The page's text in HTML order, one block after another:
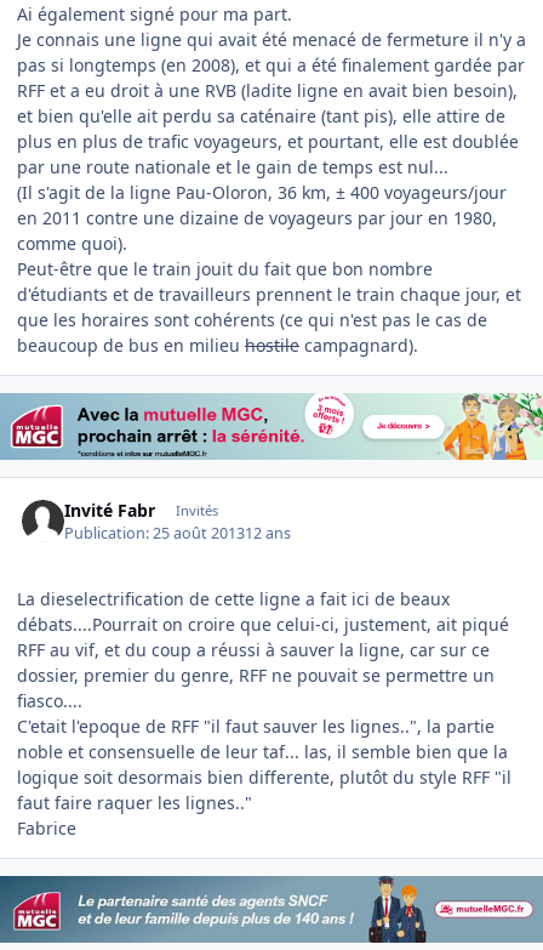
Ai également signé pour ma part.
Je connais une ligne qui avait été menacé de fermeture il n'y a
pas si longtemps (en 2008), et qui a été finalement gardée par
RFF et a eu droit à une RVB (ladite ligne en avait bien besoin),
et bien qu'elle ait perdu sa caténaire (tant pis), elle attire de
plus en plus de trafic voyageurs, et pourtant, elle est doublée
par une route nationale et le gain de temps est nul...
(Il s'agit de la ligne Pau-Oloron, 36 km, ± 400 voyageurs/jour
en 2011 contre une dizaine de voyageurs par jour en 1980,
comme quoi).
Peut-être que le train jouit du fait que bon nombre
d'étudiants et de travailleurs prennent le train chaque jour, et
que les horaires sont cohérents (ce qui n'est pas le cas de
beaucoup de bus en milieu hostile campagnard).
Invité Fabr Invités
Publication:25 août 201312 ans
La dieselectrification de cette ligne a fait ici de beaux
débats....Pourrait on croire que celui-ci, justement, ait piqué
RFF au vif, et du coup a réussi à sauver la ligne, car sur ce
dossier, premier du genre, RFF ne pouvait se permettre un
fiasco....
C'etait l'epoque de RFF "il faut sauver les lignes..", la partie
noble et consensuelle de leur taf... las, il semble bien que la
logique soit desormais bien differente, plutôt du style RFF "il
faut faire raquer les lignes.."
Fabrice